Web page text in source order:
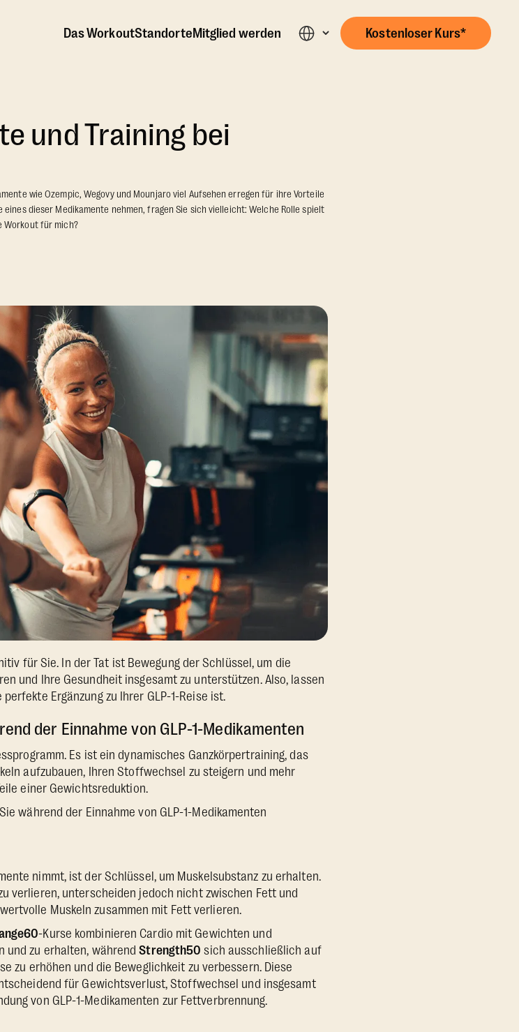
Das WorkoutStandorteMitglied werden Kostenloser Kurs*
und Training bei
wie Ozempic, Wegovy und Mounjaro viel Aufsehen erregen für ihre Vorteile
dieser Medikamente nehmen, fragen Sie sich vielleicht: Welche Rolle spielt
Workout für mich?
für Sie. In der Tat ist Bewegung der Schlüssel, um die
und Ihre Gesundheit insgesamt zu unterstützen. Also, lassen
Ergänzung zu Ihrer GLP-1-Reise ist.
der Einnahme von GLP-1-Medikamenten
Es ist ein dynamisches Ganzkörpertraining, das
aufzubauen, Ihren Stoffwechsel zu steigern und mehr
einer Gewichtsreduktion.
während der Einnahme von GLP-1-Medikamenten
nimmt, ist der Schlüssel, um Muskelsubstanz zu erhalten.
verlieren, unterscheiden jedoch nicht zwischen Fett und
Muskeln zusammen mit Fett verlieren.
-Kurse kombinieren Cardio mit Gewichten und
und zu erhalten, währendStrength50 sich ausschließlich auf
zu erhöhen und die Beweglichkeit zu verbessern. Diese
für Gewichtsverlust, Stoffwechsel und insgesamt
von GLP-1-Medikamenten zur Fettverbrennung.